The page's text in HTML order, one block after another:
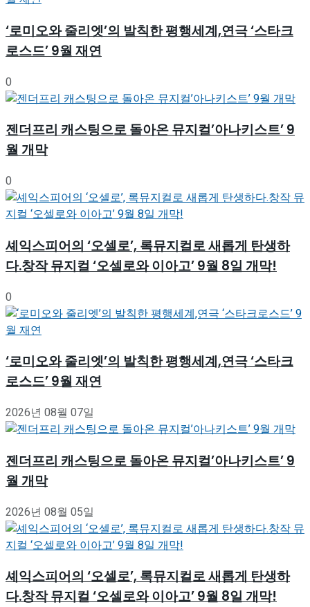
‘로미오와 줄리엣’의 발칙한 평행세계,연극 ‘스타크
로스드’ 9월 재연
0
젠더프리 캐스팅으로 돌아온 뮤지컬’아나키스트’ 9
월 개막
0
셰익스피어의 ‘오셀로’, 록뮤지컬로 새롭게 탄생하
다.창작 뮤지컬 ‘오셀로와 이아고’ 9월 8일 개막!
0
‘로미오와 줄리엣’의 발칙한 평행세계,연극 ‘스타크
로스드’ 9월 재연
2026년 08월 07일
젠더프리 캐스팅으로 돌아온 뮤지컬’아나키스트’ 9
월 개막
2026년 08월 05일
셰익스피어의 ‘오셀로’, 록뮤지컬로 새롭게 탄생하
다.창작 뮤지컬 ‘오셀로와 이아고’ 9월 8일 개막!